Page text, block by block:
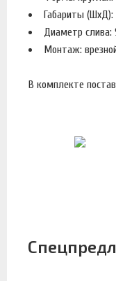
Габариты (ШхД):
Диаметр слива:
Монтаж:
В комплекте